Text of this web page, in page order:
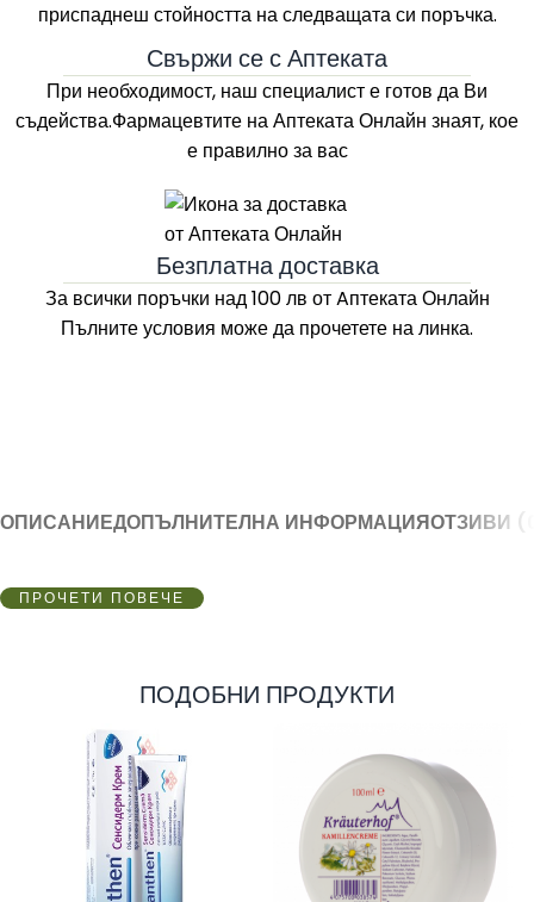
приспаднеш стойността на следващата си поръчка.
Свържи се с Аптеката
При необходимост, наш специалист е готов да Ви
съдейства.Фармацевтите наАптеката Онлайн знаят, кое
е правилно за вас
Безплатна доставка
За всички поръчки над 100 лв от Aптеката Онлайн
Пълните условия може да прочетете на линка.
ОПИСАНИЕДОПЪЛНИТЕЛНА ИНФОРМАЦИЯОТЗИВИ
ПРОЧЕТИ ПОВЕЧЕ
ПОДОБНИ ПРОДУКТИ